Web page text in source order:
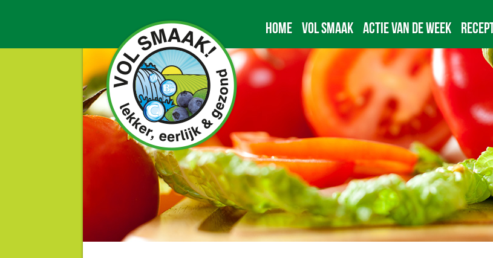
Home Vol Smaak Actie van de week